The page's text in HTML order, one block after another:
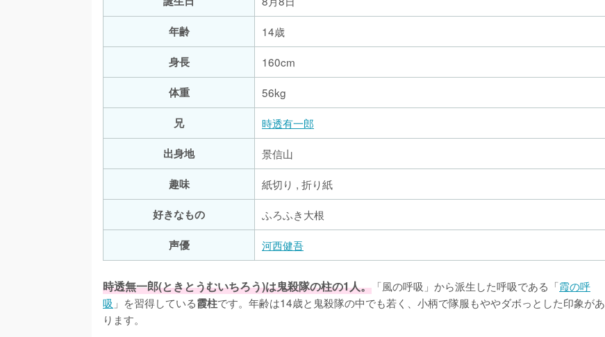
年齢
14歳
身長
160cm
体重
56kg
兄
時透有一郎
出身地
景信山
趣味
紙切り , 折り紙
好きなもの
ふろふき大根
声優
河西健吾
時透無一郎(ときとうむいちろう)は鬼殺隊の柱の1人。 「風の呼吸」から派生した呼吸である「霞の呼
吸 」を習得している霞柱です。年齢は14歳と鬼殺隊の中でも若く、小柄で隊服もややダボっとした印象があ
ります。